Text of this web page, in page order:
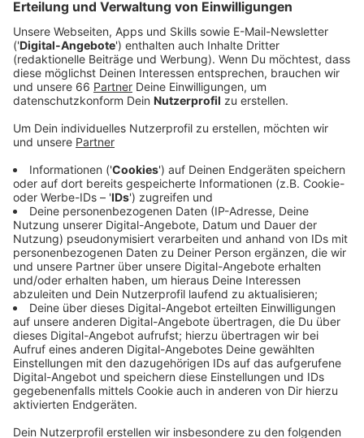
Anzeige
Vor allem in der Altstadt sind die wildparkenden
Scooter ein Ärgernis. Oberbürgermeister Geisel will
unsachgemäß abgestellte E-Roller zu entfernen.
Anderenfalls werde man sie selber einsammeln und
das den Anbietern in Rechnung stellen. Die Stadt will,
dass die Scooter nur noch an festgelegten Punkten in
der Altstadt abgestellt werden dürfen. Das soll mit
Hilfe des GPS-Moduls in den Scootern möglich
gemacht werden. Damit könnten die Betreiber auch
"rote Zonen" einrichten und an bestimmten Stellen die
Geschwindigkeit begrenzen. Das soll jetzt bald in der
Altstadt getestet werden.
Anzeige